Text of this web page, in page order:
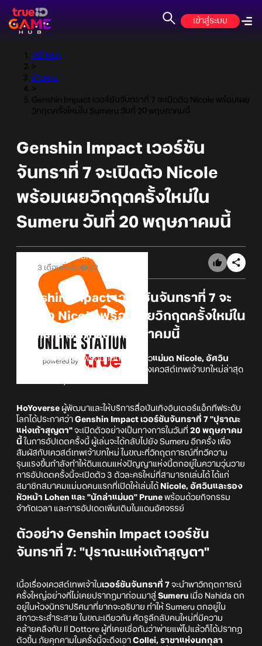
เข้าสู่ระบบ
หน้าแรก
>
ข่าวเกม
>
Genshin Impact เวอร์ชันจันทราที่ 7 จะเปิดตัว Nicole พร้อมเผย
วิกฤตครั้งใหม่ใน Sumeru วันที่ 20 พฤษภาคมนี้
Genshin Impact เวอร์ชัน
จันทราที่ 7 จะเปิดตัว Nicole
พร้อมเผยวิกฤตครั้งใหม่ใน
Sumeru วันที่ 20 พฤษภาคมนี้
Online Station
3 เดือนที่แล้ว
22
Genshin Impact เวอร์ชันจันทราที่ 7 จะ
เปิดตัว Nicole พร้อมเผยวิกฤตครั้งใหม่ใน
Sumeru วันที่ 20 พฤษภาคมนี้
การอัปเดตครั้งนี้มาพร้อมกับการเปิดตัวแม่มด Nicole, อัศวิน
Lohen และนักล่าแม่มด Prune
รวมถึงเควสต์เทพเจ้าบทใหม่ล่าสุด
HoYoverse ผู้พัฒนาและให้บริการสื่อบันเทิงอินเตอร์แอ็กทีฟระดับ
โลกได้ประกาศว่า Genshin Impact เวอร์ชันจันทราที่ 7 "ปุราณะ
แห่งเถ้าสุญตา" จะเปิดตัวอย่างเป็นทางการในวันที่ 20 พฤษภาคม
นี้ ในการอัปเดตครั้งนี้ ผู้เล่นจะได้กลับไปยัง Sumeru อีกครั้ง เพื่อ
สัมผัสกับเควสต์เทพเจ้าบทใหม่ ในขณะที่วิกฤตการณ์ที่ทวีความ
รุนแรงขึ้นกำลังทำให้ดินแดนแห่งปัญญาแห่งนี้ตกอยู่ในความวุ่นวาย
การอัปเดตครั้งนี้จะเปิดตัว 3 ตัวละครใหม่ที่สามารถเล่นได้ ได้แก่
สมาชิกสมาคมแม่มดคนแรกที่เปิดให้เล่นได้ Nicole, อัศวินและรอง
หัวหน้า Lohen และ "นักล่าแม่มด" Prune พร้อมด้วยกิจกรรม
จำกัดเวลา และการอัปเดตเพิ่มเติมในแดนอัศจรรย์
ตัวอย่าง Genshin Impact เวอร์ชัน
จันทราที่ 7: "ปุราณะแห่งเถ้าสุญตา"
เนื้อเรื่องเควสต์เทพเจ้าในเวอร์ชันจันทราที่ 7 จะนำพาวิกฤตการณ์
ครั้งใหญ่อย่างที่ไม่เคยปรากฏมาก่อนมาสู่ Sumeru เมื่อ Nahida ตก
อยู่ในห้วงนิทราปริศนาที่ยากจะอธิบาย ทำให้ Sumeru ตกอยู่ใน
สภาวะระส่ำระสาย ในขณะเดียวกัน ศัตรูลึกลับคนใหม่ที่มีความ
คล้ายคลึงกับ Il Dottore ผู้ที่เคยเชื่อกันว่าพ่ายแพ้ไปแล้วก็ได้ปรากฏ
ตัวขึ้น ภัยคุกคามในครั้งนี้จะดึงเอา Collei, ราชาแห่งนกกุลา